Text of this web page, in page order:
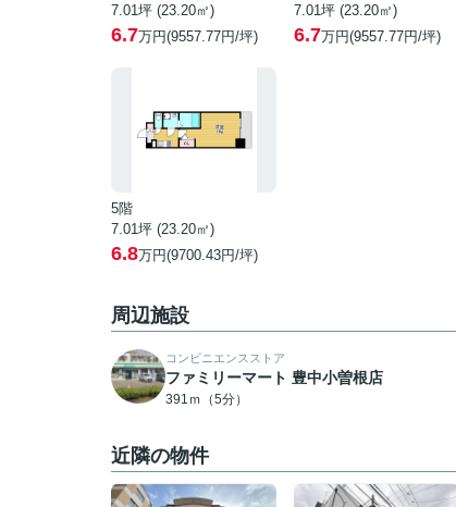
7.01坪 (23.20㎡)
6.7万円(9557.77円/坪)
7.01坪 (23.20㎡)
6.7万円(9557.77円/坪)
5階
7.01坪 (23.20㎡)
6.8万円(9700.43円/坪)
周辺施設
コンビニエンスストア
ファミリーマート 豊中小曽根店
391ｍ（5分）
近隣の物件